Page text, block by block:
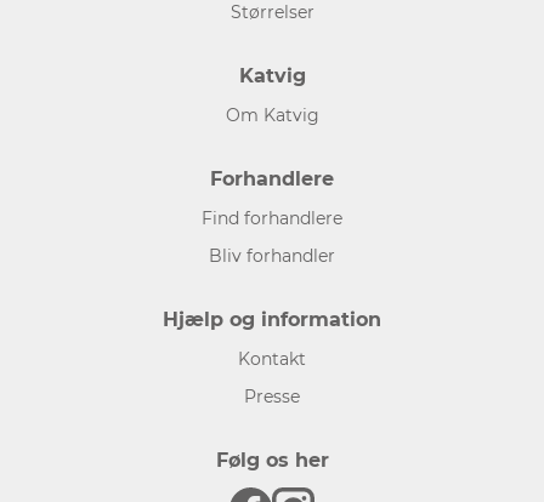
Størrelser
Katvig
Om Katvig
Forhandlere
Find forhandlere
Bliv forhandler
Hjælp og information
Kontakt
Presse
Følg os her